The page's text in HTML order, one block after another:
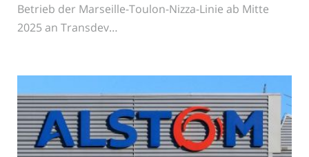
Betrieb der Marseille-Toulon-Nizza-Linie ab Mitte
2025 an Transdev…